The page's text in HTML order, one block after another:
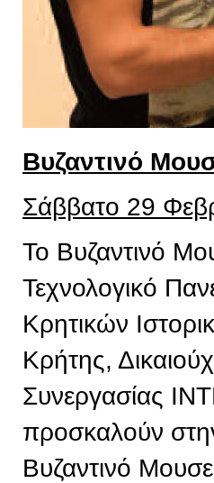
Βυζαντινό
Σάββατο 29
Το Βυζαντινό
Τεχνολογικό
Κρητικών
Κρήτης,
Συνεργασίας
προσκαλούν
Βυζαντινό